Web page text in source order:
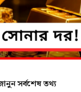
সর্বশেষ তথ্য